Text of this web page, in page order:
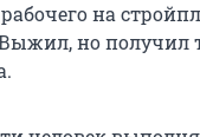
на
Выжил, но